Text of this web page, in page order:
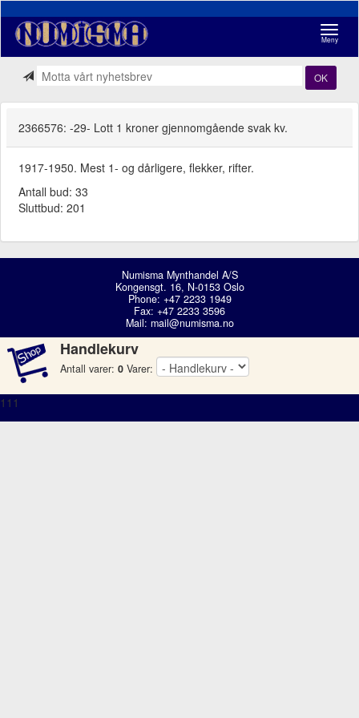
Meny
OK
2366576: -29- Lott 1 kroner gjennomgående svak kv.
1917-1950. Mest 1- og dårligere, flekker, rifter.
Antall bud: 33
Sluttbud: 201
Numisma Mynthandel A/S
Kongensgt. 16, N-0153 Oslo
Phone: +47 2233 1949
Fax: +47 2233 3596
Mail: mail@numisma.no
Handlekurv
Antall varer: 0 Varer:
111